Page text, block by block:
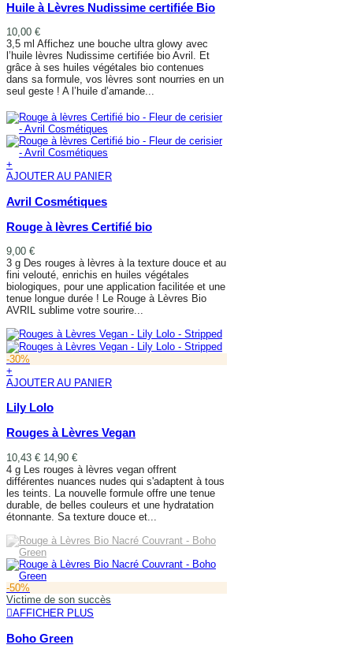
Huile à Lèvres Nudissime certifiée Bio
10,00 €
3,5 ml Affichez une bouche ultra glowy avec
l’huile lèvres Nudissime certifiée bio Avril. Et
grâce à ses huiles végétales bio contenues
dans sa formule, vos lèvres sont nourries en un
seul geste ! A l’huile d’amande...
+
AJOUTER AU PANIER
Avril Cosmétiques
Rouge à lèvres Certifié bio
9,00 €
3 g Des rouges à lèvres à la texture douce et au
fini velouté, enrichis en huiles végétales
biologiques, pour une application facilitée et une
tenue longue durée ! Le Rouge à Lèvres Bio
AVRIL sublime votre sourire...
-30%
+
AJOUTER AU PANIER
Lily Lolo
Rouges à Lèvres Vegan
10,43 € 14,90 €
4 g Les rouges à lèvres vegan offrent
différentes nuances nudes qui s'adaptent à tous
les teints. La nouvelle formule offre une tenue
durable, de belles couleurs et une hydratation
étonnante. Sa texture douce et...
-50%
Victime de son succès
AFFICHER PLUS
Boho Green